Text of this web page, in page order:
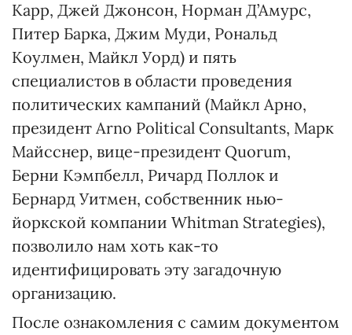
Карр, Джей Джонсон, Норман Д’Амурс,
Питер Барка, Джим Муди, Рональд
Коулмен, Майкл Уорд) и пять
специалистов в области проведения
политических кампаний (Майкл Арно,
президент Arno Political Consultants, Марк
Майсснер, вице-президент Quorum,
Берни Кэмпбелл, Ричард Поллок и
Бернард Уитмен, собственник нью-
йоркской компании Whitman Strategies),
позволило нам хоть как-то
идентифицировать эту загадочную
организацию.
После ознакомления с самим документом